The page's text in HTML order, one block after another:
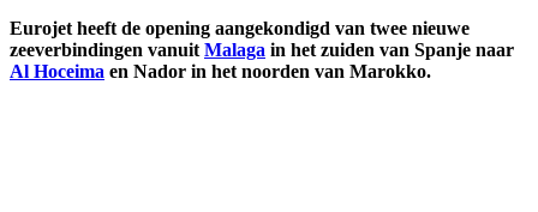
Eurojet heeft de opening aangekondigd van twee nieuwe
zeeverbindingen vanuit Malaga in het zuiden van Spanje naar
Al Hoceima en Nador in het noorden van Marokko.